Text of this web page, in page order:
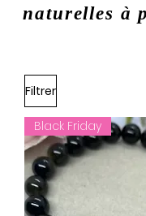
naturelles à
Filtrer
Black Friday